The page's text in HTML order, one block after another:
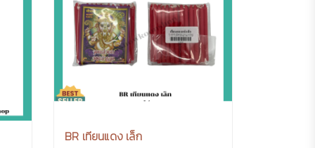
BR เทียนแดง เล็ก